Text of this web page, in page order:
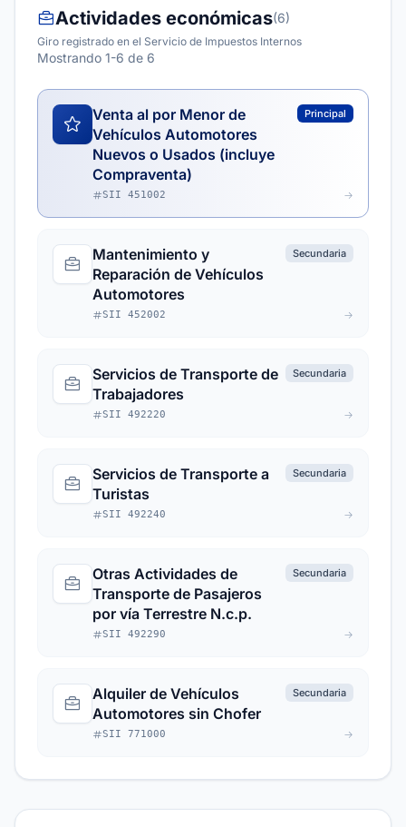
Actividades económicas(6)
Giro registrado en el Servicio de Impuestos Internos
Mostrando 1-6 de 6
Venta al por Menor de
Vehículos Automotores
Nuevos o Usados (incluye
Compraventa)
Principal
SII 451002
Mantenimiento y
Reparación de Vehículos
Automotores
Secundaria
SII 452002
Servicios de Transporte de
Trabajadores
Secundaria
SII 492220
Servicios de Transporte a
Turistas
Secundaria
SII 492240
Otras Actividades de
Transporte de Pasajeros
por vía Terrestre N.c.p.
Secundaria
SII 492290
Alquiler de Vehículos
Automotores sin Chofer
Secundaria
SII 771000